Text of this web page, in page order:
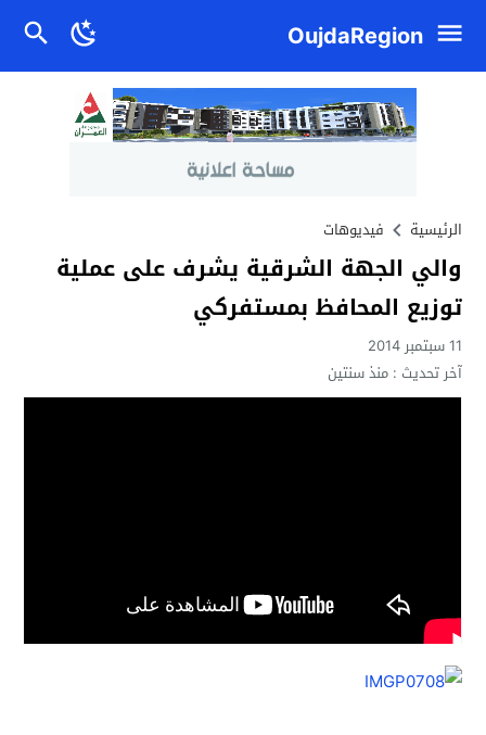
OujdaRegion
الرئيسية فيديوهات
والي الجهة الشرقية يشرف على عملية
توزيع المحافظ بمستفركي
11 سبتمبر 2014
آخر تحديث :منذ سنتين